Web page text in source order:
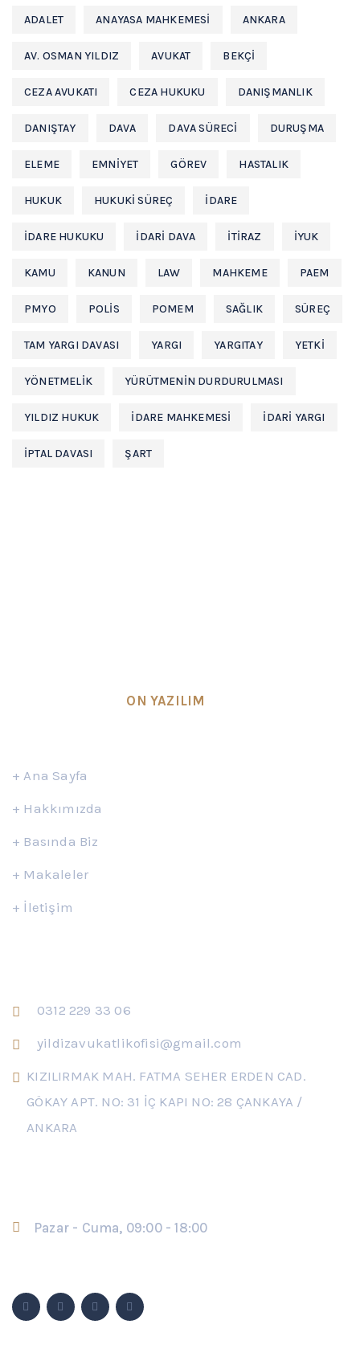
ADALET ANAYASA MAHKEMESI ANKARA
AV. OSMAN YILDIZ AVUKAT BEKÇI
CEZA AVUKATI CEZA HUKUKU DANIŞMANLIK
DANIŞTAY DAVA DAVA SÜRECI DURUŞMA
ELEME EMNIYET GÖREV HASTALIK
HUKUK HUKUKI SÜREÇ IDARE
IDARE HUKUKU IDARI DAVA ITIRAZ IYUK
KAMU KANUN LAW MAHKEME PAEM
PMYO POLIS POMEM SAĞLIK SÜREÇ
TAM YARGI DAVASI YARGI YARGITAY YETKI
YÖNETMELIK YÜRÜTMENIN DURDURULMASI
YILDIZ HUKUK İDARE MAHKEMESİ İDARİ YARGI
İPTAL DAVASI ŞART
ON YAZILIM
+Ana Sayfa
+ Hakkımızda
+ Basında Biz
+ Makaleler
+ İletişim
0312 229 33 06
yildizavukatlikofisi@gmail.com
KIZILIRMAK MAH. FATMA SEHER ERDEN CAD.
GÖKAY APT. NO: 31 İÇ KAPI NO: 28 ÇANKAYA /
ANKARA
Pazar - Cuma, 09:00 - 18:00